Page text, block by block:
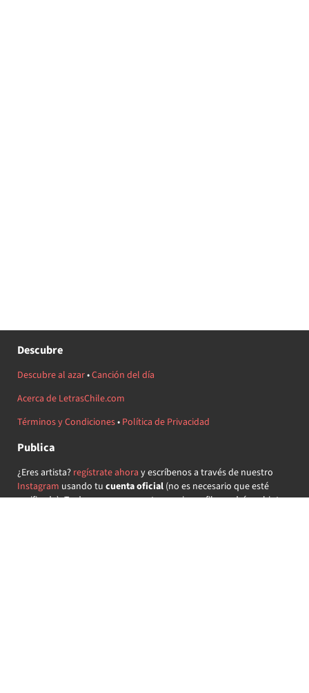
Descubre
Descubre al azar•Canción del día
Acerca de LetrasChile.com
Términos y Condiciones• Política de Privacidad
Publica
¿Eres artista? regístrate ahora y escríbenos a través de nuestro
Instagram usando tu cuenta oficial(no es necesario que esté
verificada) ¡Te daremos acceso a tu propio perfil y podrás subir tus